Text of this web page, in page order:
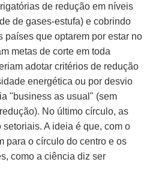
de redução em níveis
de gases-estufa) e cobrindo
países que optarem por estar no
metas de corte em toda
adotar critérios de redução
energética ou por desvio
"business as usual" (sem
No último círculo, as
setoriais. A ideia é que, com o
para o círculo do centro e os
como a ciência diz ser